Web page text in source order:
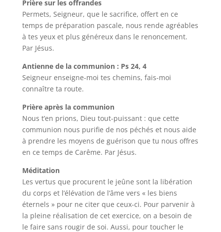
Prière sur les offrandes
Permets, Seigneur, que le sacrifice, offert en ce
temps de préparation pascale, nous rende agréables
à tes yeux et plus généreux dans le renoncement.
Par Jésus.
Antienne de la communion : Ps 24, 4
Seigneur enseigne-moi tes chemins, fais-moi
connaître ta route.
Prière après la communion
Nous t’en prions, Dieu tout-puissant : que cette
communion nous purifie de nos péchés et nous aide
à prendre les moyens de guérison que tu nous offres
en ce temps de Carême. Par Jésus.
Méditation
Les vertus que procurent le jeûne sont la libération
du corps et l’élévation de l’âme vers « les biens
éternels » pour ne citer que ceux-ci. Pour parvenir à
la pleine réalisation de cet exercice, on a besoin de
le faire sans rougir de soi. Aussi, pour toucher le